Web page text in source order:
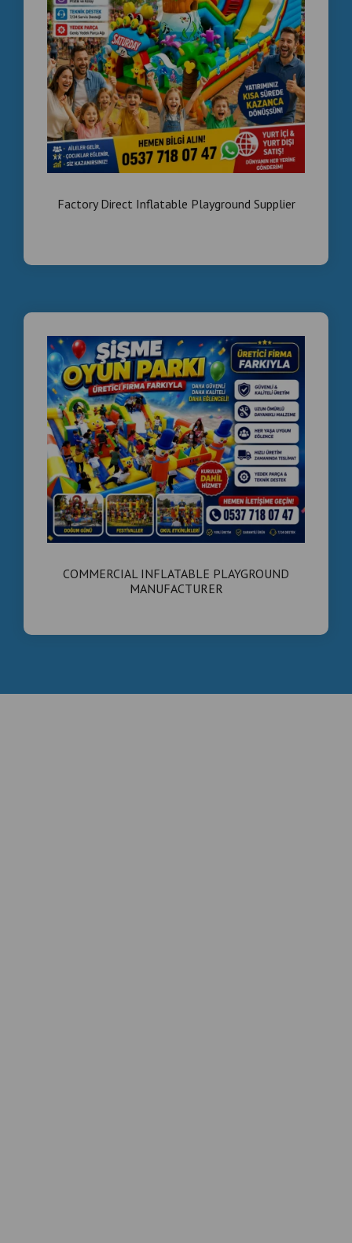
Factory Direct Inflatable Playground Supplier
COMMERCIAL INFLATABLE PLAYGROUND
MANUFACTURER